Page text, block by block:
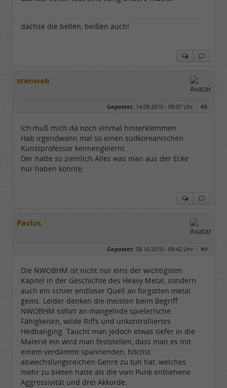
dachse die bellen, beißen auch!
stanweb
Gepostet: 14.09.2010 - 09:07 Uhr · #8
Ich muß mich da noch einmal hinterklemmen.
Hab irgendwann mal so einen südkoreanischen
Kunstprofessor kennengelernt.
Der hatte so ziemlich Alles was man aus der Ecke
nur haben konnte.
Pavlos
Gepostet: 08.10.2010 - 09:42 Uhr · #9
Die NWOBHM ist nicht nur eins der wichtigsten
Kapitel in der Geschichte des Heavy Metal, sondern
auch ein schier endloser Quell an forgotten metal
gems. Leider denken die meisten beim Begriff
NWOBHM sofort an mangelnde spielerische
Fähigkeiten, wilde Riffs und unkontrolliertes
Hedbanging. Taucht man jedoch etwas tiefer in die
Materie ein wird man feststellen, dass man es mit
einem verdammt spannenden, höchst
abwechslungsreichen Genre zu tun hat, welches
mehr zu bieten hatte als die vom Punk entliehene
Aggressivität und drei Akkorde.